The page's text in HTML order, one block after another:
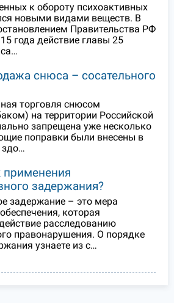
к обороту психоактивных
новыми видами веществ. В
Правительства РФ
года действие главы 25
снюса – сосательного
торговля снюсом
на территории Российской
запрещена уже несколько
поправки были внесены в
здо…
применения
задержания?
задержание – это мера
которая
расследованию
правонарушения. О порядке
узнаете из с…